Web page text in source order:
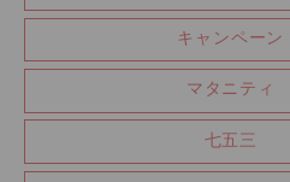
キャンペーン
マタニティ
七五三